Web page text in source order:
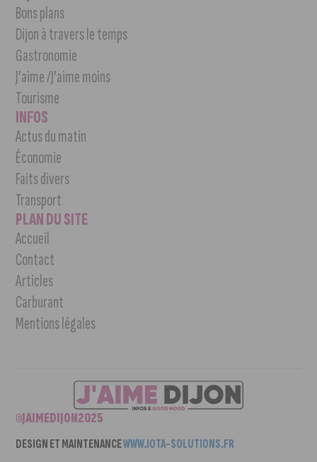
Bons plans
Dijon à travers le temps
Gastronomie
J’aime /J’aime moins
Tourisme
INFOS
Actus du matin
Économie
Faits divers
Transport
PLAN DU SITE
Accueil
Contact
Articles
Carburant
Mentions légales
©JAIMEDIJON2025
DESIGN ET MAINTENANCEWWW.IOTA-SOLUTIONS.FR